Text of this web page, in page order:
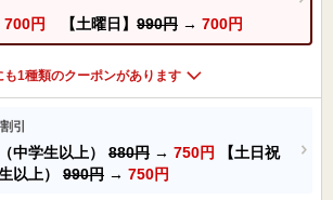
700円 【土曜日】 990円 → 700円
も1種類のクーポンがあります
引
中学生以上） 880円 → 750円
【土日祝
以上） 990円 → 750円